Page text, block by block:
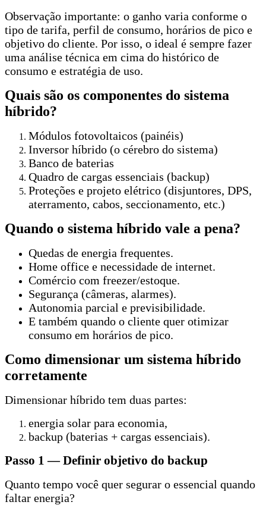
Observação importante: o ganho varia conforme o
tipo de tarifa, perfil de consumo, horários de pico e
objetivo do cliente. Por isso, o ideal é sempre fazer
uma análise técnica em cima do histórico de
consumo e estratégia de uso.
Quais são os componentes do sistema
híbrido?
Módulos fotovoltaicos (painéis)
Inversor híbrido (o cérebro do sistema)
Banco de baterias
Quadro de cargas essenciais (backup)
Proteções e projeto elétrico (disjuntores, DPS,
aterramento, cabos, seccionamento, etc.)
Quando o sistema híbrido vale a pena?
Quedas de energia frequentes.
Home office e necessidade de internet.
Comércio com freezer/estoque.
Segurança (câmeras, alarmes).
Autonomia parcial e previsibilidade.
E também quando o cliente quer otimizar
consumo em horários de pico.
Como dimensionar um sistema híbrido
corretamente
Dimensionar híbrido tem duas partes:
energia solar para economia,
backup (baterias + cargas essenciais).
Passo 1 — Definir objetivo do backup
Quanto tempo você quer segurar o essencial quando
faltar energia?